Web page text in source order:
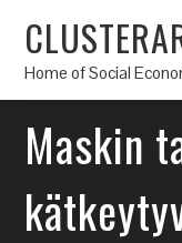
Home of Social
Maskin